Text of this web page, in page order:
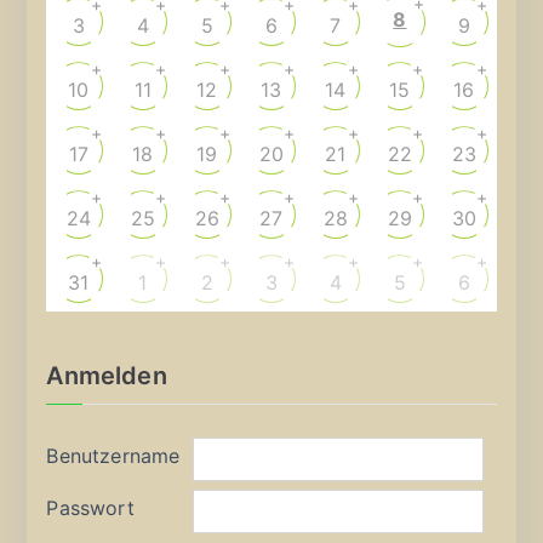
3
+
4
+
5
+
6
+
7
+
8 9
+
10
+
11
+
12
+
13
+
14
+
15
+
16
+
17
+
18
+
19
+
20
+
21
+
22
+
23
+
24
+
25
+
26
+
27
+
28
+
29
+
30
+
31
+
1
+
2
+
3
+
4
+
5
+
6
+
Anmelden
Benutzername
Passwort